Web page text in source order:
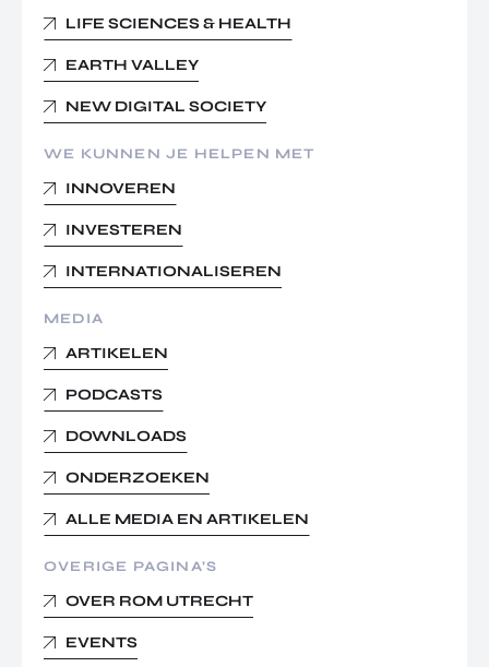
LIFE SCIENCES & HEALTH
EARTH VALLEY
NEW DIGITAL SOCIETY
WE KUNNEN JE HELPEN MET
INNOVEREN
INVESTEREN
INTERNATIONALISEREN
MEDIA
ARTIKELEN
PODCASTS
DOWNLOADS
ONDERZOEKEN
ALLE MEDIA EN ARTIKELEN
OVERIGE PAGINA’S
OVER ROM UTRECHT
EVENTS